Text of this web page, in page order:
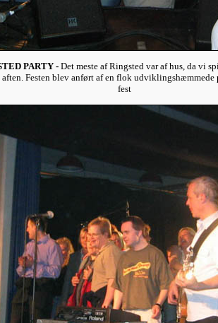
PARTY - Det meste af Ringsted var af hus, da vi
Festen blev anført af en flok udviklingshæmmede
fest